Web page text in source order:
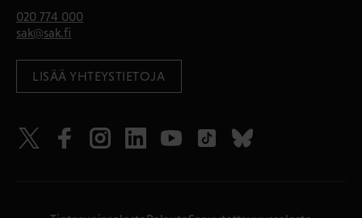
020 774 000
sak@sak.fi
LISÄÄ YHTEYSTIETOJA